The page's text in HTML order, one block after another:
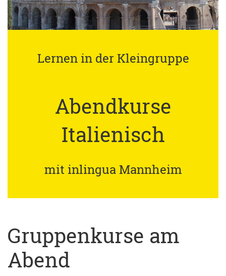
Lernen in der Kleingruppe
Abendkurse
Italienisch
mit inlingua Mannheim
Gruppenkurse am
Abend